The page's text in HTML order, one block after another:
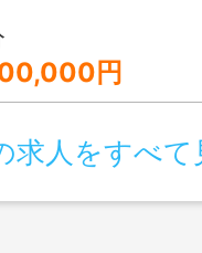
円
求人をすべて